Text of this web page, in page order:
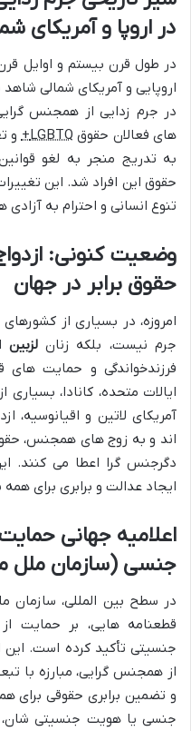
در اروپا و آمریکای
در طول قرن بیستم و اوایل
اروپایی و آمریکای شمالی
در جرم زدایی از همجنس
های فعالان حقوق LGBTQ+ و
به تدریج منجر به لغو
حقوق این افراد شد. این
تنوع انسانی و احترام به
وضعیت کنونی:
حقوق برابر در جهان
امروزه، در بسیاری از
جرم نیست، بلکه زنانلزبین
فرزندخواندگی و حمایت های
ایالات متحده، کانادا،
آمریکای لاتین و اقیانوسیه،
اند و به زوج های همجنس،
دگرجنس گرا اعطا می کنند.
ایجاد عدالت و برابری برای
اعلامیه جهانی
جنسی (سازمان ملل
در سطح بین المللی، سازمان
قطعنامه هایی، بر حمایت
جنسیتی تأکید کرده است. این
از همجنس گرایی، مبارزه با
و تضمین برابری حقوقی برای
جنسی یا هویت جنسیتی شان،